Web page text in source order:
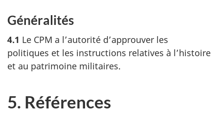
Généralités
4.1 Le CPM a l’autorité d’approuver les
politiques et les instructions relatives à l’histoire
et au patrimoine militaires.
5. Références